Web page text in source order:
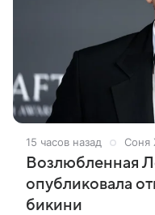
15 часов назад Соня
Возлюбленная
опубликовала
бикини